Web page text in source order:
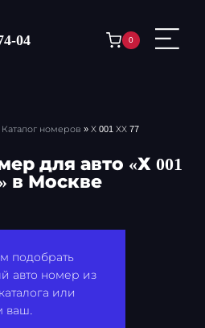
04 0
Каталог номеров » Х 001 ХХ 77
для авто «Х 001
в Москве
подобрать
авто номер из
или
ваш.